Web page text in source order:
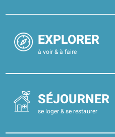
EXPLORER
à voir & à faire
SÉJOURNER
se loger & se restaurer